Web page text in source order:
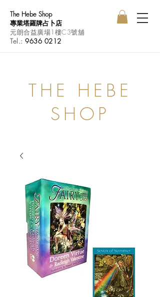
The Hebe Shop
專業塔羅牌占卜店
元朗合益廣場1樓C3號舖
Tel.:9636 0212
THE HEBE
SHOP